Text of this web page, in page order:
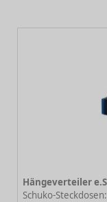
Schuko-Steckdosen: